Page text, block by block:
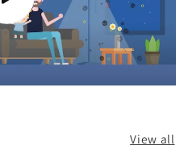
View all